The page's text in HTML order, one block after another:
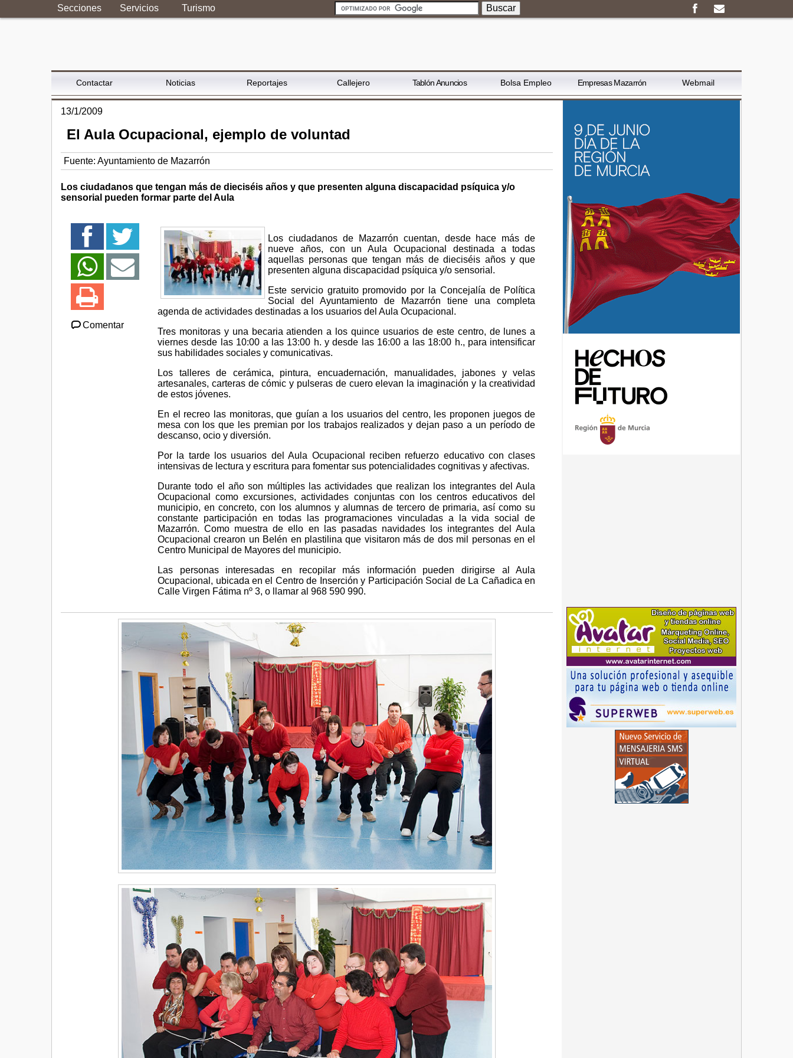
Secciones Servicios Turismo
Contactar Noticias Reportajes Callejero Tablón Anuncios Bolsa Empleo Empresas Mazarrón Webmail
13/1/2009
El Aula Ocupacional, ejemplo de voluntad
Fuente: Ayuntamiento de Mazarrón
Los ciudadanos que tengan más de dieciséis años y que presenten alguna discapacidad psíquica y/o
sensorial pueden formar parte del Aula
Comentar
Los ciudadanos de Mazarrón cuentan, desde hace más de
nueve años, con un Aula Ocupacional destinada a todas
aquellas personas que tengan más de dieciséis años y que
presenten alguna discapacidad psíquica y/o sensorial.
Este servicio gratuito promovido por la Concejalía de Política
Social del Ayuntamiento de Mazarrón tiene una completa
agenda de actividades destinadas a los usuarios del Aula Ocupacional.
Tres monitoras y una becaria atienden a los quince usuarios de este centro, de lunes a
viernes desde las 10:00 a las 13:00 h. y desde las 16:00 a las 18:00 h., para intensificar
sus habilidades sociales y comunicativas.
Los talleres de cerámica, pintura, encuadernación, manualidades, jabones y velas
artesanales, carteras de cómic y pulseras de cuero elevan la imaginación y la creatividad
de estos jóvenes.
En el recreo las monitoras, que guían a los usuarios del centro, les proponen juegos de
mesa con los que les premian por los trabajos realizados y dejan paso a un período de
descanso, ocio y diversión.
Por la tarde los usuarios del Aula Ocupacional reciben refuerzo educativo con clases
intensivas de lectura y escritura para fomentar sus potencialidades cognitivas y afectivas.
Durante todo el año son múltiples las actividades que realizan los integrantes del Aula
Ocupacional como excursiones, actividades conjuntas con los centros educativos del
municipio, en concreto, con los alumnos y alumnas de tercero de primaria, así como su
constante participación en todas las programaciones vinculadas a la vida social de
Mazarrón. Como muestra de ello en las pasadas navidades los integrantes del Aula
Ocupacional crearon un Belén en plastilina que visitaron más de dos mil personas en el
Centro Municipal de Mayores del municipio.
Las personas interesadas en recopilar más información pueden dirigirse al Aula
Ocupacional, ubicada en el Centro de Inserción y Participación Social de La Cañadica en
Calle Virgen Fátima nº 3, o llamar al 968 590 990.